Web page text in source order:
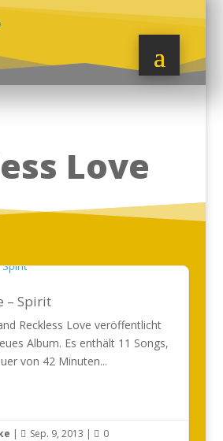
Love
– Spirit
Reckless Love veröffentlicht
Album. Es enthält 11 Songs,
von 42 Minuten...
|  Sep. 9, 2013 |  0